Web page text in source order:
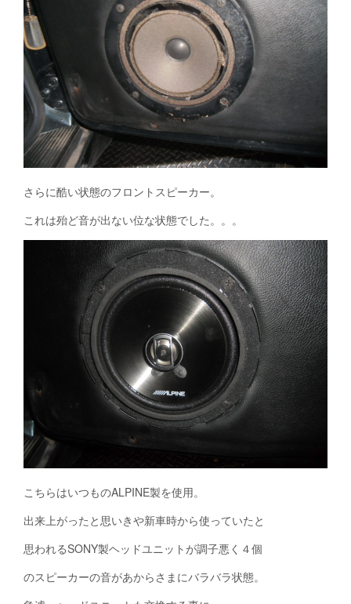
さらに酷い状態のフロントスピーカー。
これは殆ど音が出ない位な状態でした。。。
こちらはいつものALPINE製を使用。
出来上がったと思いきや新車時から使っていたと
思われるSONY製ヘッドユニットが調子悪く４個
のスピーカーの音があからさまにバラバラ状態。